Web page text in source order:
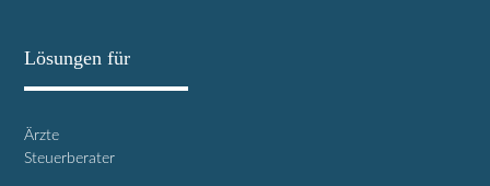
Lösungen für
Ärzte
Steuerberater